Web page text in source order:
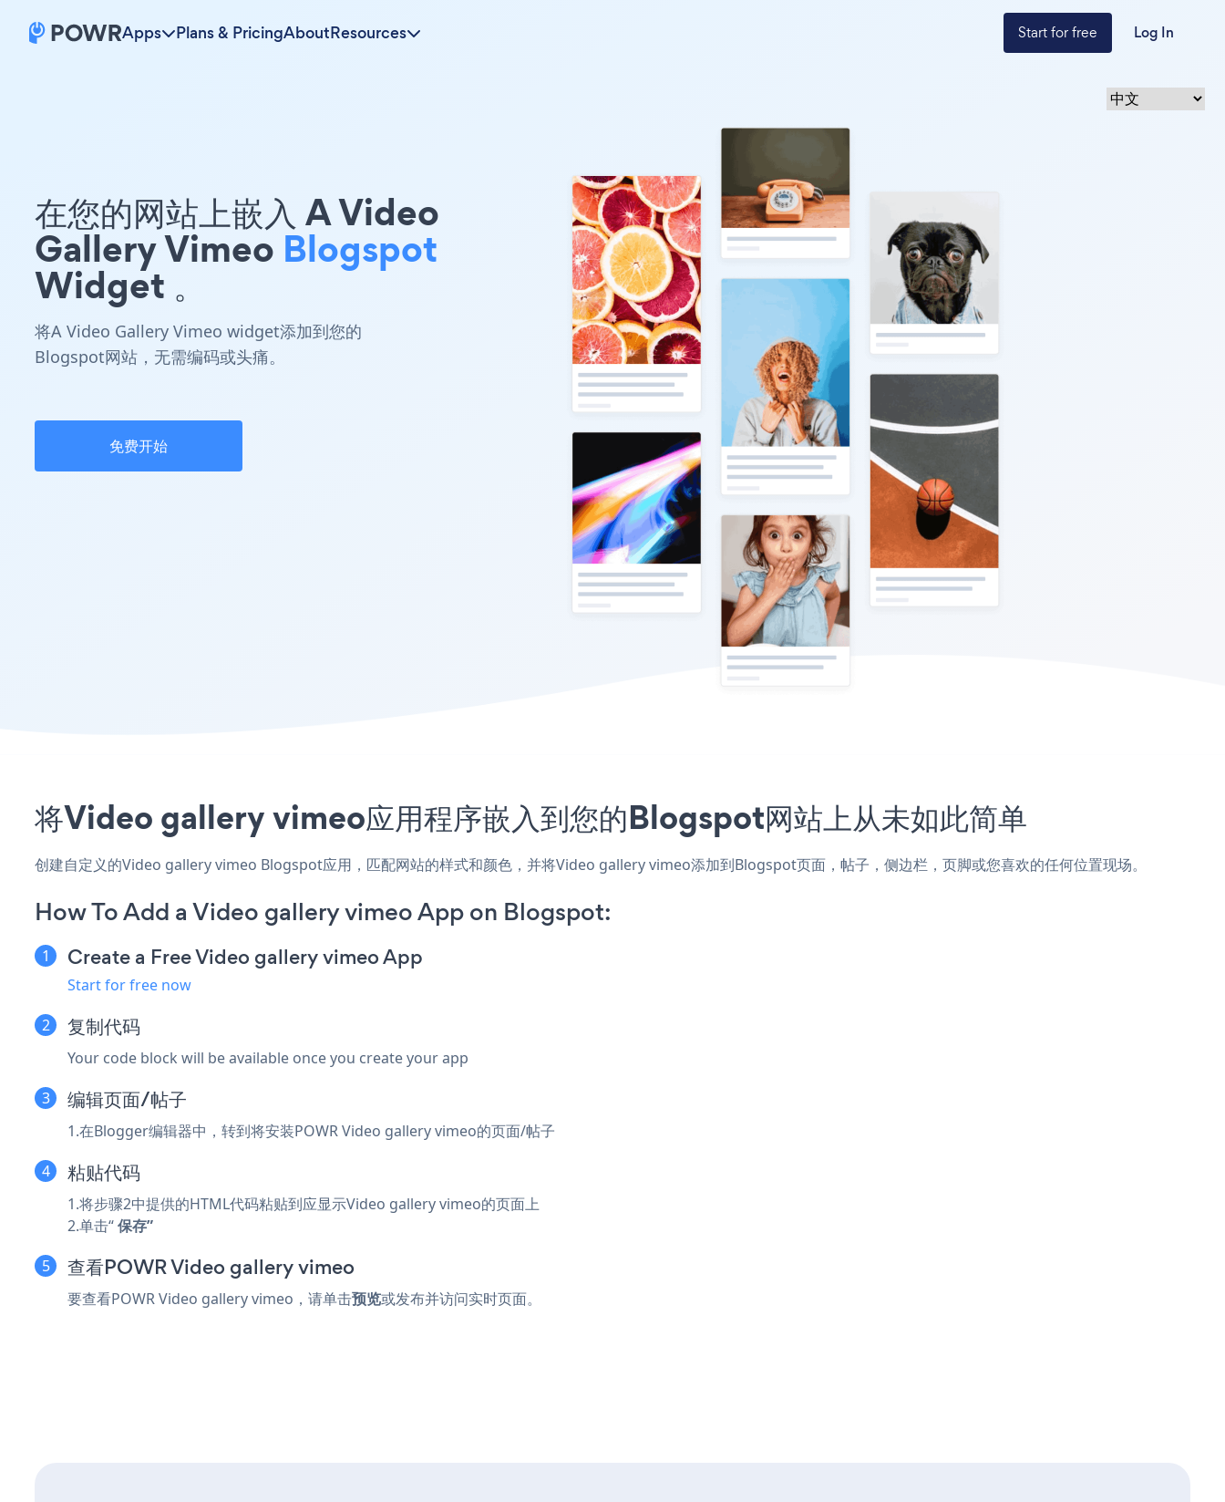
Apps Plans & PricingAboutResources Start for free Log In
在您的网站上嵌入 A Video
Gallery Vimeo Blogspot
Widget 。
将A Video Gallery Vimeo widget添加到您的
Blogspot网站，无需编码或头痛。
免费开始
将Video gallery vimeo应用程序嵌入到您的Blogspot网站上从未如此简单
创建自定义的Video gallery vimeo Blogspot应用，匹配网站的样式和颜色，并将Video gallery vimeo添加到Blogspot页面，帖子，侧边栏，页脚或您喜欢的任何位置现场。
How To Add a Video gallery vimeo App on Blogspot:
Create a Free Video gallery vimeo App
Start for free now
复制代码
Your code block will be available once you create your app
编辑页面/帖子
1.在Blogger编辑器中，转到将安装POWR Video gallery vimeo的页面/帖子
粘贴代码
1.将步骤2中提供的HTML代码粘贴到应显示Video gallery vimeo的页面上
2.单击“保存”
查看POWR Video gallery vimeo
要查看POWR Video gallery vimeo，请单击预览或发布并访问实时页面。